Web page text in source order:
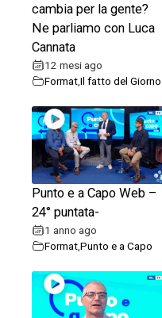
cambia per la gente?
Ne parliamo con Luca
Cannata
12 mesi ago
FormatIl fatto del Giorno
Punto e a Capo Web –
24° puntata-
1 anno ago
FormatPunto e a Capo